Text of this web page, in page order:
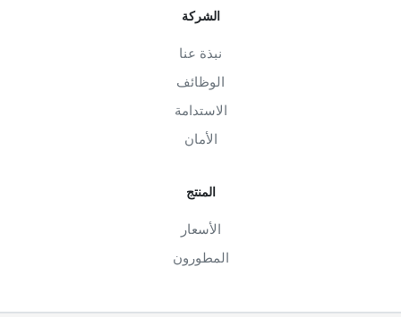
الشركة
نبذة عنا
الوظائف
الاستدامة
الأمان
المنتج
الأسعار
المطورون